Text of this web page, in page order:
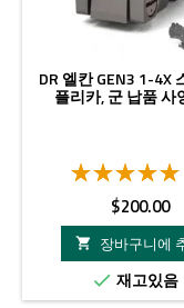
DR 엘칸 GEN3 1-4X
플리카, 군 납품 사
가
격
$200.00

장바구니에
 재고있음